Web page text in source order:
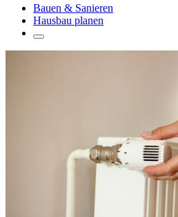
Bauen & Sanieren
Hausbau planen